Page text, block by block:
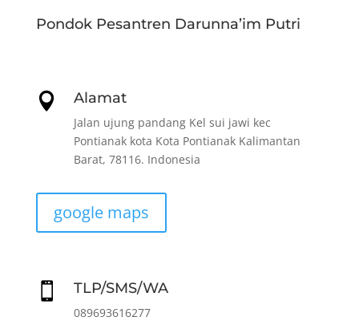
Pondok Pesantren Darunna’im Putri
 Alamat
Jalan ujung pandang Kel sui jawi kec
Pontianak kota Kota Pontianak Kalimantan
Barat, 78116. Indonesia
google maps
 TLP/SMS/WA
089693616277